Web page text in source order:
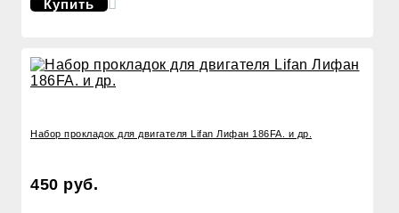
Купить
Набор прокладок для двигателя Lifan Лифан 186FA. и др.
450 руб.